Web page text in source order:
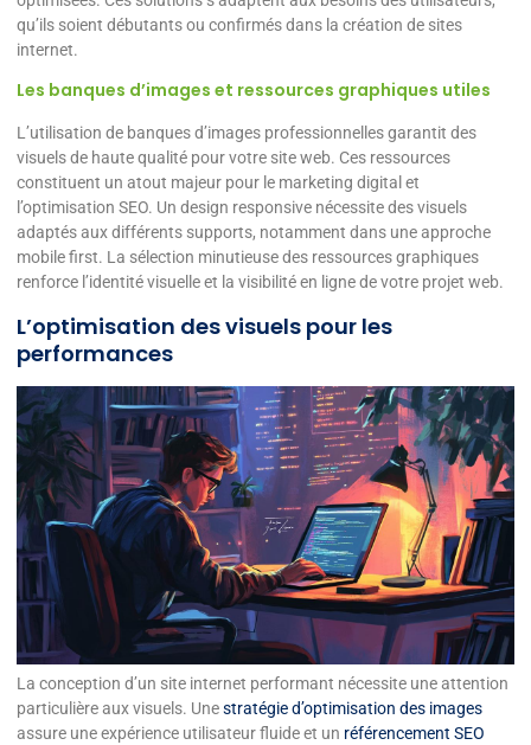
qu’ils soient débutants ou confirmés dans la création de sites
internet.
Les banques d’images et ressources graphiques utiles
L’utilisation de banques d’images professionnelles garantit des
visuels de haute qualité pour votre site web. Ces ressources
constituent un atout majeur pour le marketing digital et
l’optimisation SEO. Un design responsive nécessite des visuels
adaptés aux différents supports, notamment dans une approche
mobile first. La sélection minutieuse des ressources graphiques
renforce l’identité visuelle et la visibilité en ligne de votre projet web.
L’optimisation des visuels pour les
performances
La conception d’un site internet performant nécessite une attention
particulière aux visuels. Unestratégie d’optimisation des images
assure une expérience utilisateur fluide et un référencement SEO